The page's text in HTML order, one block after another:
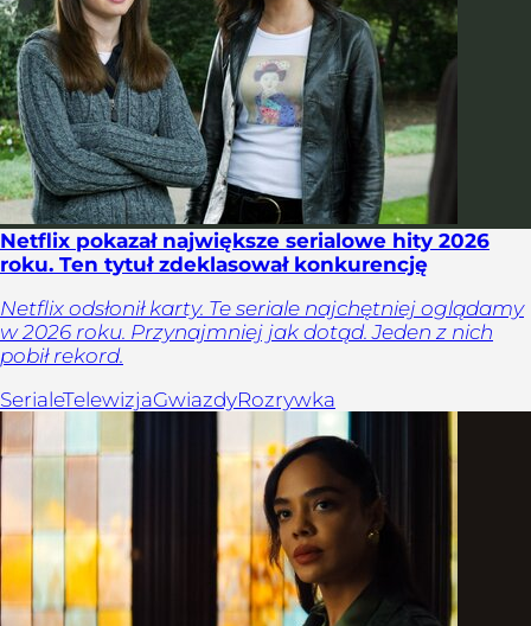
Netflix pokazał największe serialowe hity 2026
roku. Ten tytuł zdeklasował konkurencję
Netflix odsłonił karty. Te seriale najchętniej oglądamy
w 2026 roku. Przynajmniej jak dotąd. Jeden z nich
pobił rekord.
SerialeTelewizjaGwiazdyRozrywka